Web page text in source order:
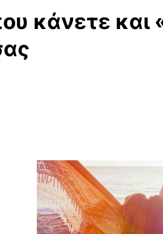
κάνετε και